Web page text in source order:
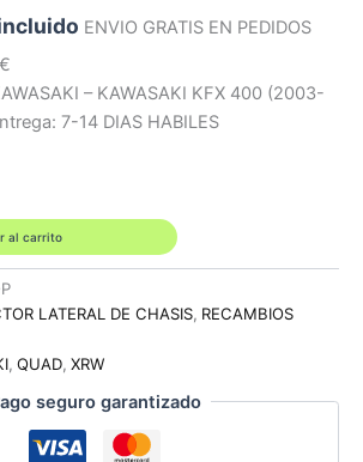
ENVIO GRATIS EN PEDIDOS
– KAWASAKI KFX 400 (2003-
7-14 DIAS HABILES
al carrito
LATERAL DE CHASIS, RECAMBIOS
, QUAD, XRW
seguro garantizado